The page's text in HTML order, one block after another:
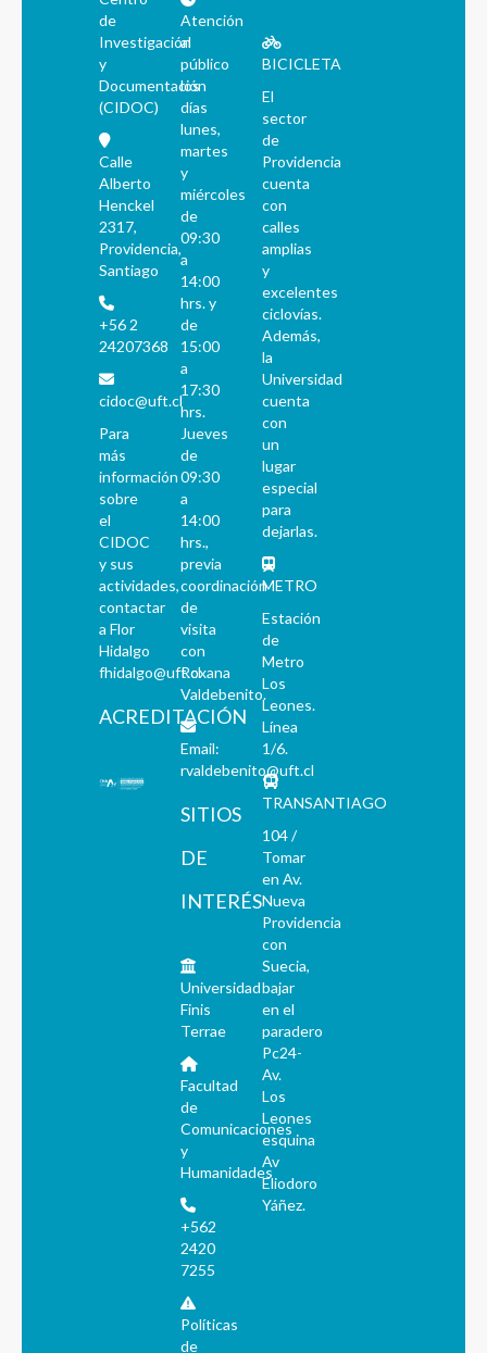
de
Investigación
y
Documentación
(CIDOC)
Calle
Alberto
Henckel
2317,
Providencia,
Santiago
+56 2
24207368
cidoc@uft.cl
Para
más
información
sobre
el
CIDOC
y sus
actividades,
contactar
a Flor
Hidalgo
fhidalgo@uft.cl
ACREDITACIÓN
Atención
al
público
los
días
lunes,
martes
y
miércoles
de
09:30
a
14:00
hrs. y
de
15:00
a
17:30
hrs.
Jueves
de
09:30
a
14:00
hrs.,
previa
coordinación
de
visita
con
Roxana
Valdebenito.
Email:
rvaldebenito@uft.cl
SITIOS
DE
INTERÉS
Universidad
Finis
Terrae
Facultad
de
Comunicaciones
y
Humanidades
+562
2420
7255
Políticas
de
BICICLETA
El
sector
de
Providencia
cuenta
con
calles
amplias
y
excelentes
ciclovías.
Además,
la
Universidad
cuenta
con
un
lugar
especial
para
dejarlas.
METRO
Estación
de
Metro
Los
Leones.
Línea
1/6.
TRANSANTIAGO
104 /
Tomar
en Av.
Nueva
Providencia
con
Suecia,
bajar
en el
paradero
Pc24-
Av.
Los
Leones
esquina
Av
Eliodoro
Yáñez.